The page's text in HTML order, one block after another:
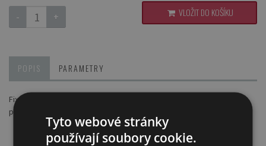
- + VLOŽIT DO KOŠÍKU
POPIS PARAMETRY
Fixativ je přípravek potřebný ke kresbě suchými a prašnými
prostředky. Jednoduché nanášení sprejem.
Tyto webové stránky
používají soubory cookie.